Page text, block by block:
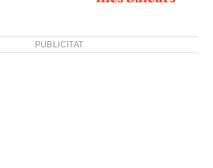
PUBLICITAT